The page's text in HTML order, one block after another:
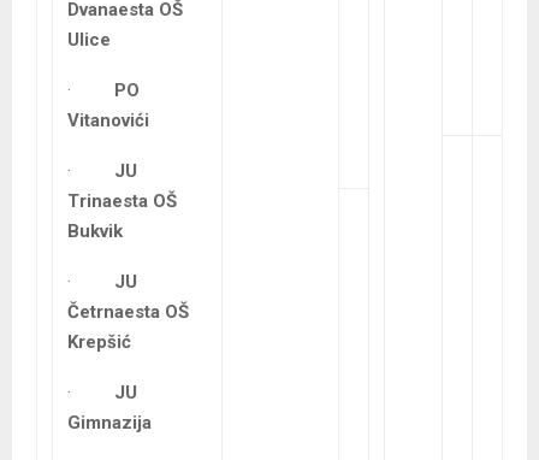
Dvanaesta OŠ
Ulice
· PO
Vitanovići
· JU
Trinaesta OŠ
Bukvik
· JU
Četrnaesta OŠ
Krepšić
· JU
Gimnazija